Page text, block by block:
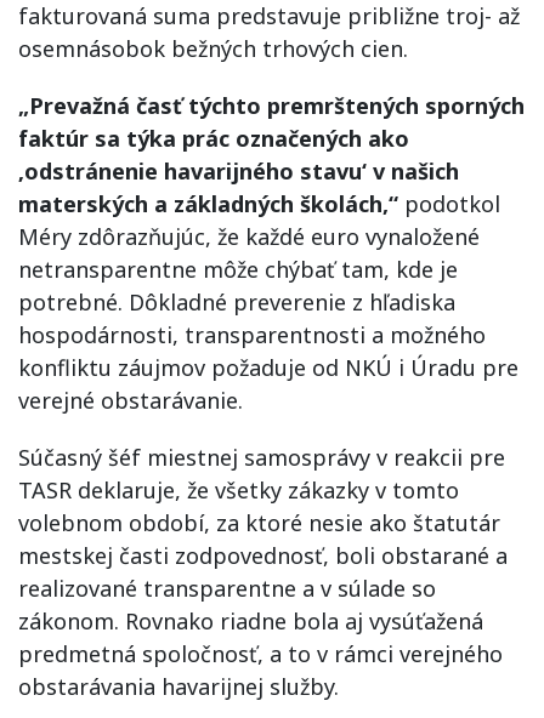
fakturovaná suma predstavuje približne troj- až
osemnásobok bežných trhových cien.
„Prevažná časť týchto premrštených sporných
faktúr sa týka prác označených ako
‚odstránenie havarijného stavu‘ v našich
materských a základných školách,“ podotkol
Méry zdôrazňujúc, že každé euro vynaložené
netransparentne môže chýbať tam, kde je
potrebné. Dôkladné preverenie z hľadiska
hospodárnosti, transparentnosti a možného
konfliktu záujmov požaduje od NKÚ i Úradu pre
verejné obstarávanie.
Súčasný šéf miestnej samosprávy v reakcii pre
TASR deklaruje, že všetky zákazky v tomto
volebnom období, za ktoré nesie ako štatutár
mestskej časti zodpovednosť, boli obstarané a
realizované transparentne a v súlade so
zákonom. Rovnako riadne bola aj vysúťažená
predmetná spoločnosť, a to v rámci verejného
obstarávania havarijnej služby.